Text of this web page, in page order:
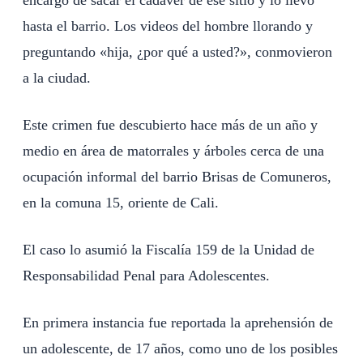
hasta el barrio. Los videos del hombre llorando y
preguntando «hija, ¿por qué a usted?», conmovieron
a la ciudad.
Este crimen fue descubierto hace más de un año y
medio en área de matorrales y árboles cerca de una
ocupación informal del barrio Brisas de Comuneros,
en la comuna 15, oriente de Cali.
El caso lo asumió la Fiscalía 159 de la Unidad de
Responsabilidad Penal para Adolescentes.
En primera instancia fue reportada la aprehensión de
un adolescente, de 17 años, como uno de los posibles